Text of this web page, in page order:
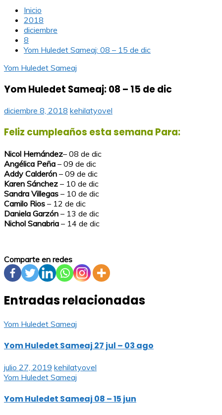
Inicio
2018
diciembre
8
Yom Huledet Sameaj: 08 – 15 de dic
Yom Huledet Sameaj
Yom Huledet Sameaj: 08 – 15 de dic
diciembre 8, 2018 kehilatyovel
Feliz cumpleaños esta semana Para:
Nicol Hernández– 08 de dic
Angélica Peña – 09 de dic
Addy Calderón – 09 de dic
Karen Sánchez – 10 de dic
Sandra Villegas – 10 de dic
Camilo Rios – 12 de dic
Daniela Garzón – 13 de dic
Nichol Sanabria – 14 de dic
Comparte en redes
Entradas relacionadas
Yom Huledet Sameaj
Yom Huledet Sameaj 27 jul – 03 ago
julio 27, 2019 kehilatyovel
Yom Huledet Sameaj
Yom Huledet Sameaj 08 – 15 jun